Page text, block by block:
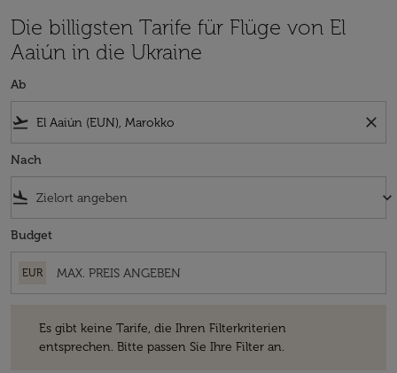
Die billigsten Tarife für Flüge von El
Aaiún in die Ukraine
Ab
flight_takeoff close
Nach
flight_land keyboard_arrow_down
Budget
EUR
Es gibt keine Tarife, die Ihren Filterkriterien
entsprechen. Bitte passen Sie Ihre Filter an.